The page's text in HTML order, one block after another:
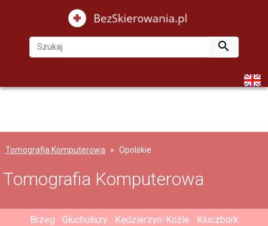

Tomografia Komputerowa Opolskie
Tomografia Komputerowa
Brzeg Głuchołazy Kędzierzyn-Koźle
Kluczbork